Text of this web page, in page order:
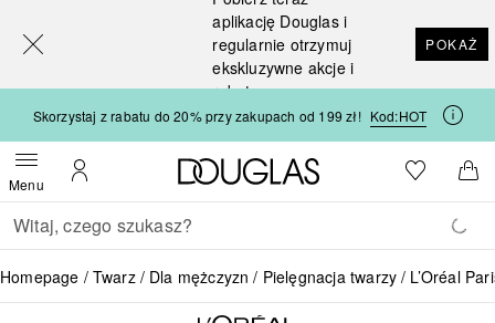
aplikację Douglas i
regularnie otrzymuj
ekskluzywne akcje i
rabaty
POKAŻ
Skorzystaj z rabatu do 20% przy zakupach od 199 zł! Kod:HOT
MenuOtwórz menuMoje konto
Strona główna Douglas
Do listyDo
Wracać
Wykonaj wyszukiwanie
Homepage Twarz Dla mężczyzn Pielęgnacja twarzy L’Oréal
[navigation.slideout.screenreader]